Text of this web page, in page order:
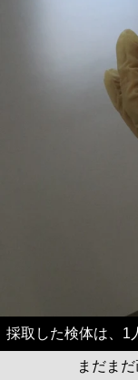
採取した検体は、1
まだま